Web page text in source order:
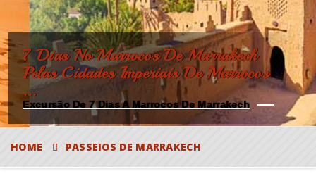
7 Dias No Marrocos De Marrakech
Pelas Cidades Imperiais De Marrocos
...
Excursão De 7 Dias A Marrocos De Marrakech
HOME PASSEIOS DE MARRAKECH